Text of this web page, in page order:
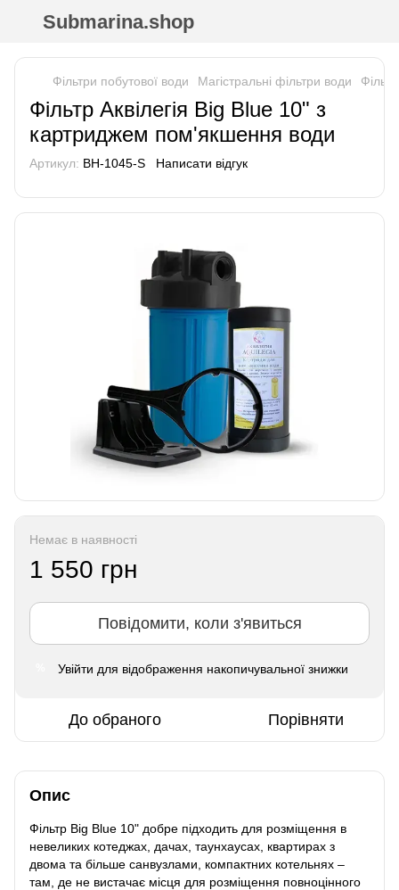
Submarina.shop
Фільтри побутової води Магістральні фільтри води
Фільтр Аквілегія Big Blue 10" з
картриджем пом'якшення води
Артикул: BH-1045-S Написати відгук
Немає в наявності
1 550 грн
Повідомити, коли з'явиться
Увійти для відображення накопичувальної знижки
До обраного Порівняти
Опис
Фільтр Big Blue 10" добре підходить для розміщення в
невеликих котеджах, дачах, таунхаусах, квартирах з
двома та більше санвузлами, компактних котельнях –
там, де не вистачає місця для розміщення повноцінного